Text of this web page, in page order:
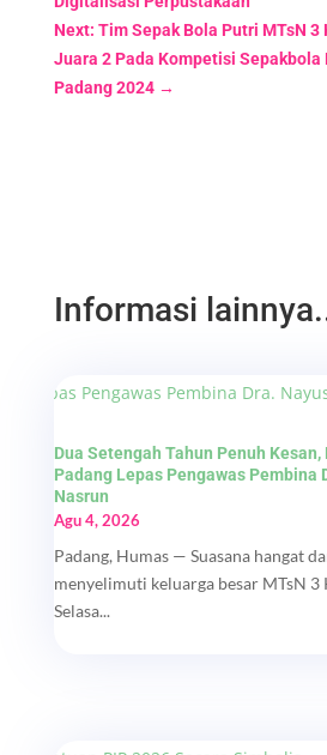
Next: Tim Sepak Bola Putri MTsN 3
Juara 2 Pada Kompetisi Sepakbola
Padang 2024→
Informasi
Dua Setengah Tahun Penuh Kesan,
Padang Lepas Pengawas Pembina
Nasrun
Agu 4, 2026
Padang, Humas — Suasana hangat
menyelimuti keluarga besar MTsN 3
Selasa...